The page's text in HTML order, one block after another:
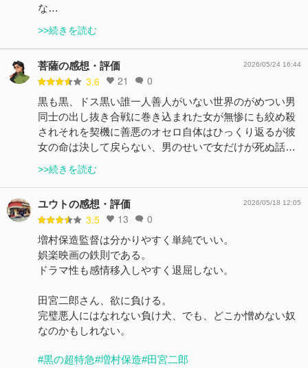
な…
>>続きを読む
菩薩の感想・評価
3.6 21 0
2026/05/24 16:44
黒も黒、ドス黒い誰一人善人がいない世界のがめつい男
同士の出し抜き合戦に巻き込まれた女が無惨にも絞め殺
されそれを契機に善悪のオセロ自体はひっくり返るが彼
女の命は決して戻らない、男のせいで女だけが死ぬ話…
>>続きを読む
ユウトの感想・評価
3.5 13 0
2026/05/18 12:05
増村保造監督は分かりやすく単純でいい。
娯楽映画の鉄則である。
ドラマ性も感情移入しやすく退屈しない。
田宮二郎さん、欲に負ける。
完璧悪人にはなれない負け犬、でも、どこか憎めない奴
なのかもしれない。
#黒の超特急#増村保造#田宮二郎